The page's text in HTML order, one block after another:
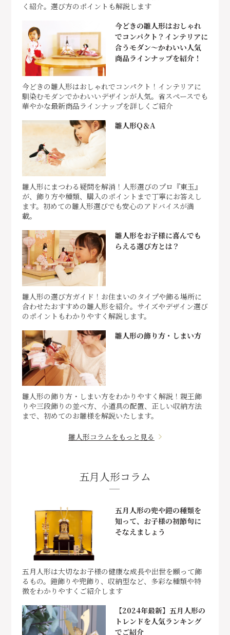
く紹介。選び方のポイントも解説します
今どきの雛人形はおしゃれ
でコンパクト？インテリアに
合うモダン～かわいい人気
商品ラインナップを紹介！
今どきの雛人形はおしゃれでコンパクト！インテリアに
馴染むモダンでかわいいデザインが人気。省スペースでも
華やかな最新商品ラインナップを詳しくご紹介
雛人形Q＆A
雛人形にまつわる疑問を解消！人形選びのプロ『東玉』
が、飾り方や種類、購入のポイントまで丁寧にお答えし
ます。初めての雛人形選びでも安心のアドバイスが満
載。
雛人形をお子様に喜んでも
らえる選び方とは？
雛人形の選び方ガイド！お住まいのタイプや飾る場所に
合わせたおすすめの雛人形を紹介。サイズやデザイン選び
のポイントもわかりやすく解説します。
雛人形の飾り方・しまい方
雛人形の飾り方・しまい方をわかりやすく解説！親王飾
りや三段飾りの並べ方、小道具の配置、正しい収納方法
まで、初めてのお雛様を解説いたします。
雛人形コラムをもっと見る
五月人形コラム
五月人形の兜や鎧の種類を
知って、お子様の初節句に
そなえましょう
五月人形は大切なお子様の健康な成長や出世を願って飾
るもの。鎧飾りや兜飾り、収納型など、多彩な種類や特
徴をわかりやすくご紹介します
【2024年最新】五月人形の
トレンドを人気ランキング
でご紹介